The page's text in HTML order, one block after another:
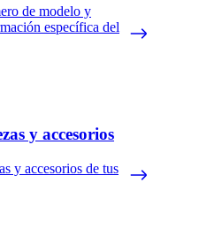
de modelo y
específica del
y accesorios
y accesorios de tus